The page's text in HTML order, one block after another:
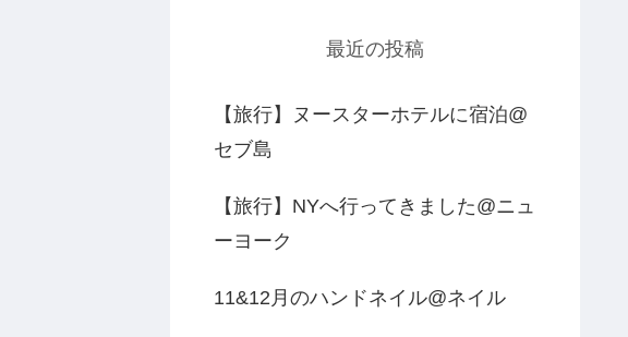
最近の投稿
【旅行】ヌースターホテルに宿泊@
セブ島
【旅行】NYへ行ってきました@ニュ
ーヨーク
11&12月のハンドネイル@ネイル